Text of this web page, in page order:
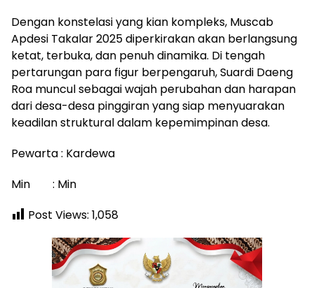
Dengan konstelasi yang kian kompleks, Muscab
Apdesi Takalar 2025 diperkirakan akan berlangsung
ketat, terbuka, dan penuh dinamika. Di tengah
pertarungan para figur berpengaruh, Suardi Daeng
Roa muncul sebagai wajah perubahan dan harapan
dari desa-desa pinggiran yang siap menyuarakan
keadilan struktural dalam kepemimpinan desa.
Pewarta : Kardewa
Min : Min
Post Views: 1,058